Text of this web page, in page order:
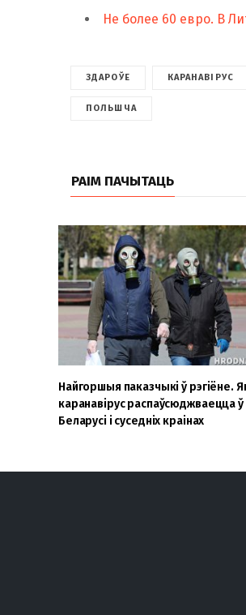
Не более 60 евро. В
ЗДАРОЎЕ КАРАНАВІРУС
ПОЛЬШЧА
РАІМ ПАЧЫТАЦЬ
Найгоршыя паказчыкі ў рэгіёне.
каранавірус распаўсюджваецца ў
Беларусі і суседніх краінах